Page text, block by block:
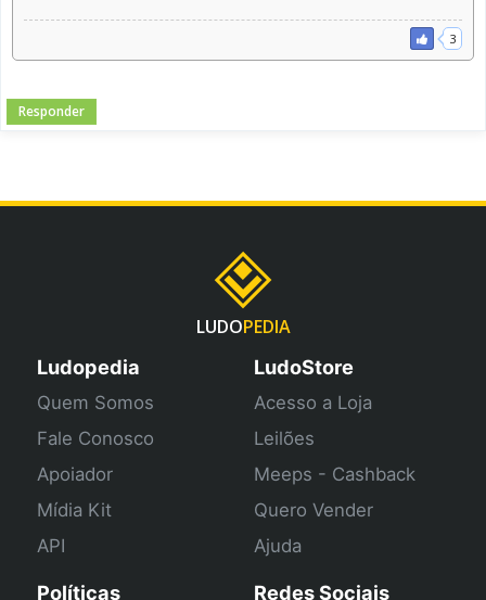
3
Responder
LUDOPEDIA
Ludopedia
Quem Somos
Fale Conosco
Apoiador
Mídia Kit
API
LudoStore
Acesso a Loja
Leilões
Meeps - Cashback
Quero Vender
Ajuda
Políticas Redes Sociais